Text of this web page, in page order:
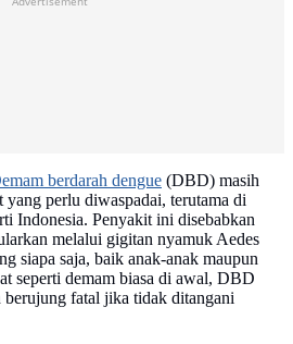
berdarah dengue (DBD) masih
yang perlu diwaspadai, terutama di
Indonesia. Penyakit ini disebabkan
melalui gigitan nyamuk Aedes
siapa saja, baik anak-anak maupun
seperti demam biasa di awal, DBD
berujung fatal jika tidak ditangani